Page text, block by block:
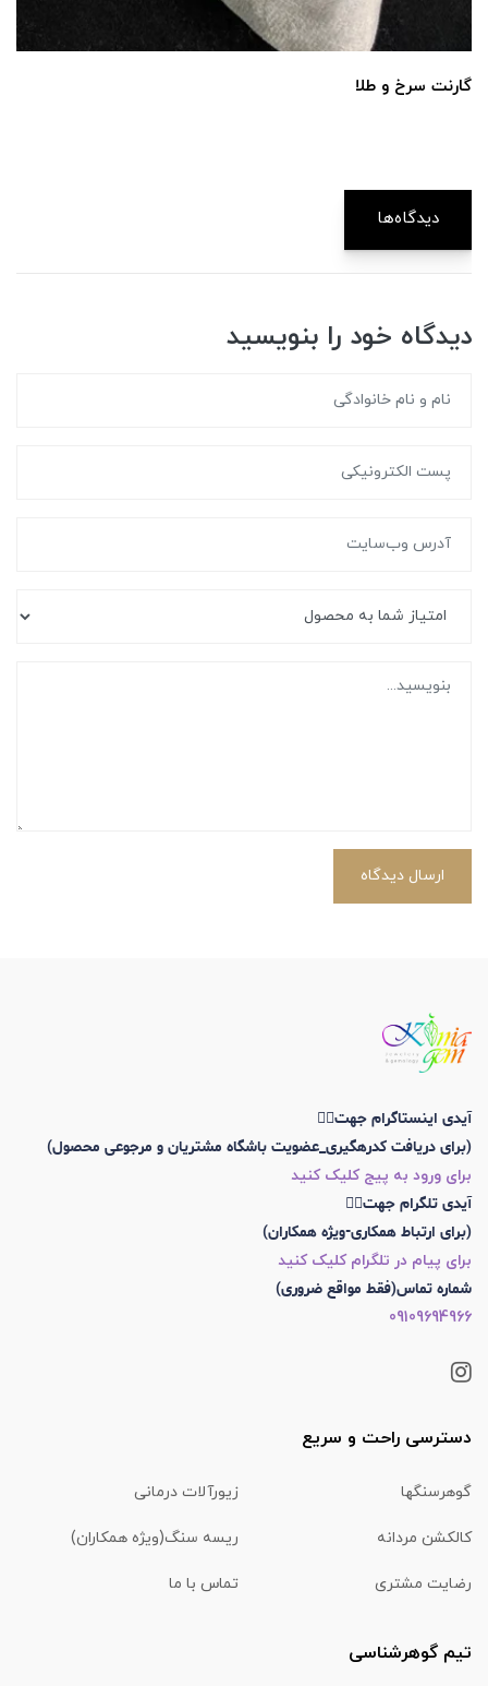
گارنت سرخ و طلا
دیدگاه‌ها
دیدگاه خود را بنویسید
ارسال دیدگاه
آیدی اینستاگرام جهت👇🏼
(برای دریافت کدرهگیری_عضویت باشگاه مشتریان و مرجوعی محصول)
برای ورود به پیج کلیک کنید
آیدی تلگرام جهت👇🏼
(برای ارتباط همکاری-ویژه همکاران)
برای پیام در تلگرام کلیک کنید
شماره تماس(فقط مواقع ضروری)
09109694966
دسترسی راحت و سریع
گوهرسنگها زیورآلات درمانی
کالکشن مردانه ریسه سنگ(ویژه همکاران)
رضایت مشتری تماس با ما
تیم گوهرشناسی